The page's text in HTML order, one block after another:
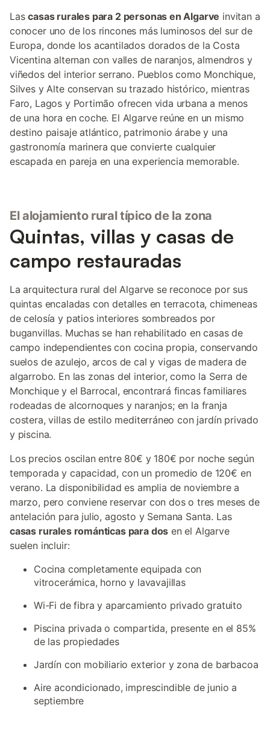
Lascasas rurales para 2 personas en Algarve invitan a
conocer uno de los rincones más luminosos del sur de
Europa, donde los acantilados dorados de la Costa
Vicentina alternan con valles de naranjos, almendros y
viñedos del interior serrano. Pueblos como Monchique,
Silves y Alte conservan su trazado histórico, mientras
Faro, Lagos y Portimão ofrecen vida urbana a menos
de una hora en coche. El Algarve reúne en un mismo
destino paisaje atlántico, patrimonio árabe y una
gastronomía marinera que convierte cualquier
escapada en pareja en una experiencia memorable.
El alojamiento rural típico de la zona
Quintas, villas y casas de
campo restauradas
La arquitectura rural del Algarve se reconoce por sus
quintas encaladas con detalles en terracota, chimeneas
de celosía y patios interiores sombreados por
buganvillas. Muchas se han rehabilitado en casas de
campo independientes con cocina propia, conservando
suelos de azulejo, arcos de cal y vigas de madera de
algarrobo. En las zonas del interior, como la Serra de
Monchique y el Barrocal, encontrará fincas familiares
rodeadas de alcornoques y naranjos; en la franja
costera, villas de estilo mediterráneo con jardín privado
y piscina.
Los precios oscilan entre 80€ y 180€ por noche según
temporada y capacidad, con un promedio de 120€ en
verano. La disponibilidad es amplia de noviembre a
marzo, pero conviene reservar con dos o tres meses de
antelación para julio, agosto y Semana Santa. Las
casas rurales románticas para dos en el Algarve
suelen incluir:
Cocina completamente equipada con
vitrocerámica, horno y lavavajillas
Wi-Fi de fibra y aparcamiento privado gratuito
Piscina privada o compartida, presente en el 85%
de las propiedades
Jardín con mobiliario exterior y zona de barbacoa
Aire acondicionado, imprescindible de junio a
septiembre